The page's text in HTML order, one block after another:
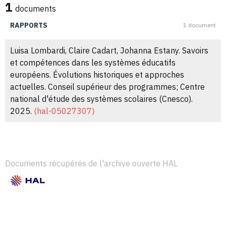
1 documents
RAPPORTS 1 document
Luisa Lombardi, Claire Cadart, Johanna Estany. Savoirs
et compétences dans les systèmes éducatifs
européens. Évolutions historiques et approches
actuelles. Conseil supérieur des programmes; Centre
national d'étude des systèmes scolaires (Cnesco).
2025. ⟨hal-05027307⟩
Documents récupérés de l'archive ouverte HAL